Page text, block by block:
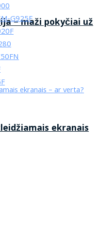
– maži pokyčiai už
ekranais
G925F